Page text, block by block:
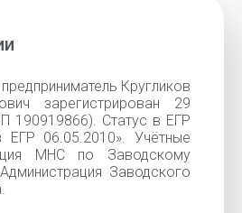
Кругликов
зарегистрирован 29
190919866). Статус в ЕГР
06.05.2010». Учётные
МНС по Заводскому
Заводского